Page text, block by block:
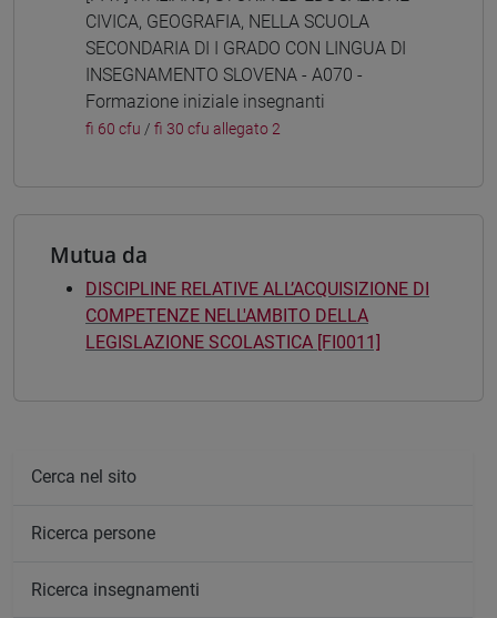
CIVICA, GEOGRAFIA, NELLA SCUOLA
SECONDARIA DI I GRADO CON LINGUA DI
INSEGNAMENTO SLOVENA - A070 -
Formazione iniziale insegnanti
fi 60 cfu / fi 30 cfu allegato 2
Mutua da
DISCIPLINE RELATIVE ALL’ACQUISIZIONE DI
COMPETENZE NELL'AMBITO DELLA
LEGISLAZIONE SCOLASTICA [FI0011]
Cerca nel sito
Ricerca persone
Ricerca insegnamenti